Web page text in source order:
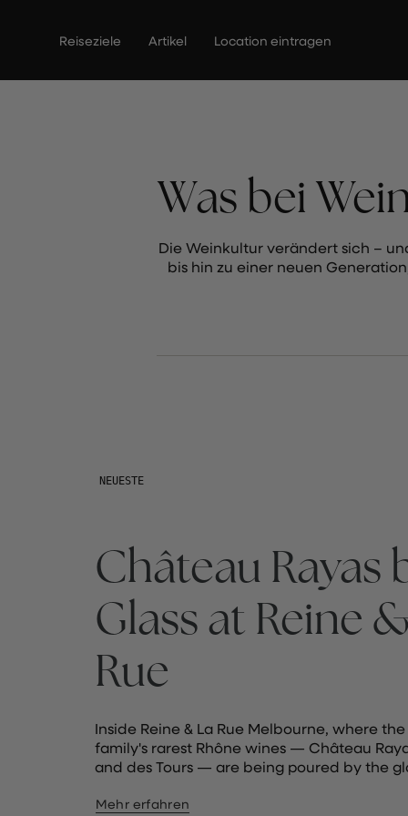
Reiseziele Artikel Location eintragen
Was bei
Die Weinkultur verändert sich –
bis hin zu einer neuen
NEUESTE
Château Rayas
Glass at Reine
Rue
Inside Reine & La Rue Melbourne, where
family's rarest Rhône wines — Château
and des Tours — are being poured by the
Mehr erfahren